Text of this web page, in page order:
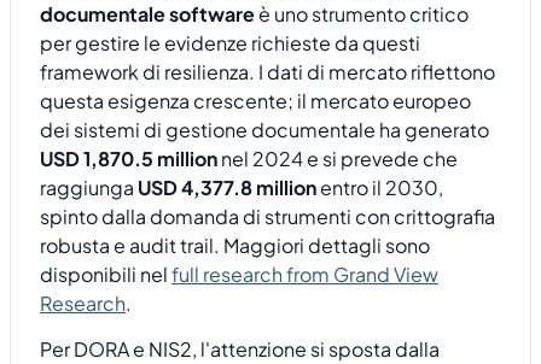
documentale softwareè uno strumento critico
per gestire le evidenze richieste da questi
framework di resilienza. I dati di mercato riflettono
questa esigenza crescente; il mercato europeo
dei sistemi di gestione documentale ha generato
USD 1,870.5 millionnel 2024 e si prevede che
raggiunga USD 4,377.8 millionentro il 2030,
spinto dalla domanda di strumenti con crittografia
robusta e audit trail. Maggiori dettagli sono
disponibili nelfull research from Grand View
Research.
Per DORA e NIS2, l'attenzione si sposta dalla